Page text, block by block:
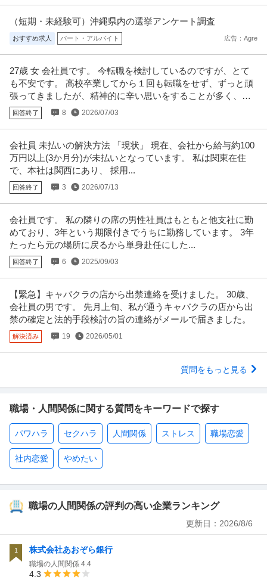
（短期・未経験可）沖縄県内の選挙アンケート調査
おすすめ求人 パート・アルバイト 広告：Agre
27歳 女 会社員です。 今転職を検討しているのですが、とて
も不安です。 高校卒業してから１回も転職をせず、ずっと頑
張ってきましたが、精神的に辛い思いをすることが多く、そ
ろそろ限界が来ました。
回答終了 8 2026/07/03
会社員 未払いの解決方法 「現状」 現在、会社から給与約100
万円以上(3か月分)が未払いとなっています。 私は関東在住
で、本社は関西にあり、 採用...
回答終了 3 2026/07/13
会社員です。 私の隣りの席の男性社員はもともと他支社に勤
めており、3年という期限付きでうちに勤務しています。 3年
たったら元の場所に戻るから単身赴任にした...
回答終了 6 2025/09/03
【緊急】キャバクラの店から出禁連絡を受けました。 30歳、
会社員の男です。 先月上旬、私が通うキャバクラの店から出
禁の確定と法的手段検討の旨の連絡がメールで届きました。
解決済み 19 2026/05/01
質問をもっと見る
職場・人間関係に関する質問をキーワードで探す
パワハラ セクハラ 人間関係 ストレス 職場恋愛
社内恋愛 やめたい
職場の人間関係の評判の高い企業ランキング
更新日： 2026/8/6
1 株式会社あおぞら銀行
職場の人間関係 4.4
4.3